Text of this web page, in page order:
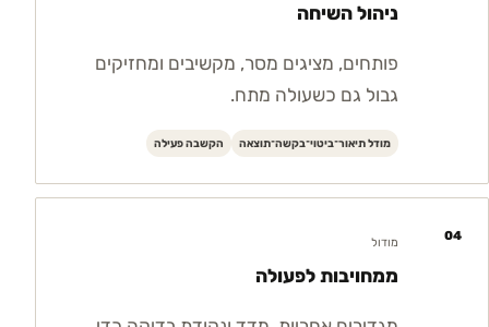
ניהול השיחה
פותחים, מציגים מסר, מקשיבים ומחזיקים
גבול גם כשעולה מתח.
מודל תיאור־ביטוי־בקשה־תוצאה הקשבה פעילה
04 מודול
ממחויבות לפעולה